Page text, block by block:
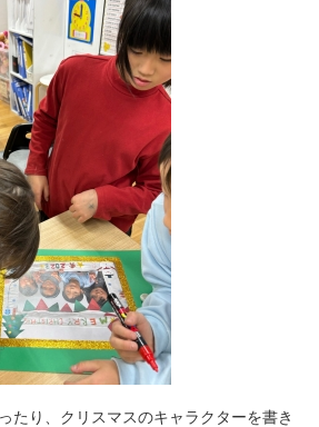
たり、クリスマスのキャラクターを書き